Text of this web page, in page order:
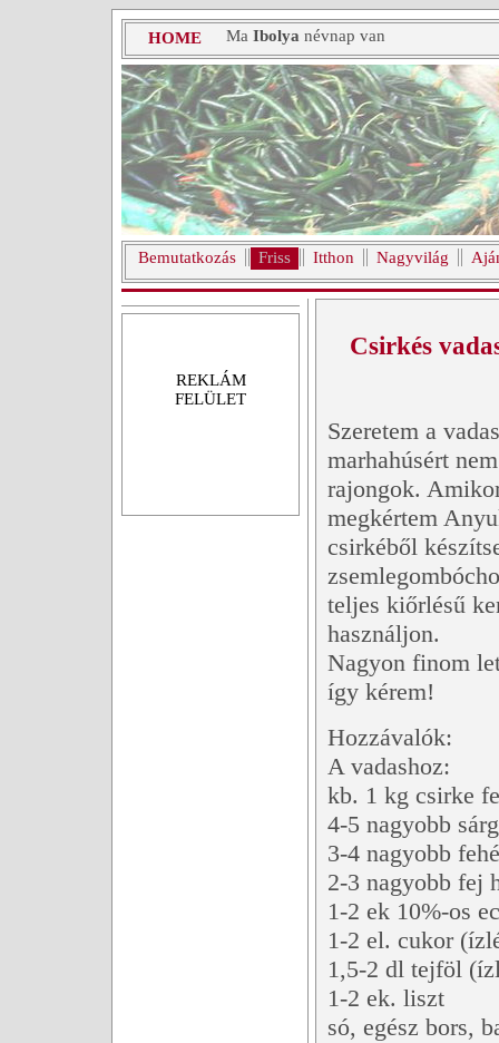
HOME Ma Ibolya névnap van
Bemutatkozás Friss Itthon Nagyvilág
REKLÁM
FELÜLET
Csirkés
Szeretem a
marhahúsért
rajongok.
megkértem
csirkéből
teljes kiőrlésű
használjon.
Nagyon finom
így kérem!
Hozzávalók:
A vadashoz:
kb. 1 kg csirke
4-5 nagyobb
3-4 nagyobb
2-3 nagyobb fej
1-2 ek 10%-os
1-2 el. cukor
1,5-2 dl tejföl
1-2 ek. liszt
só, egész bors,